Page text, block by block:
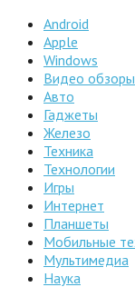
Android
Apple
Windows
Видео обзоры
Авто
Гаджеты
Железо
Техника
Технологии
Игры
Интернет
Планшеты
Мобильные
Мультимедиа
Наука